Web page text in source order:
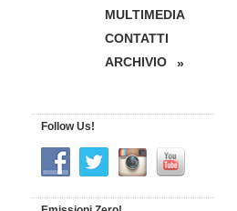
MULTIMEDIA
CONTATTI
ARCHIVIO
»
Follow Us!